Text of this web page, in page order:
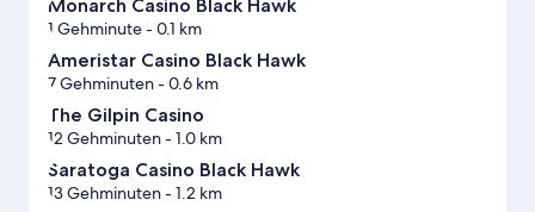
Monarch Casino Black Hawk
1 Gehminute- 0.1 km
Ameristar Casino Black Hawk
7 Gehminuten- 0.6 km
The Gilpin Casino
12 Gehminuten- 1.0 km
Saratoga Casino Black Hawk
13 Gehminuten- 1.2 km